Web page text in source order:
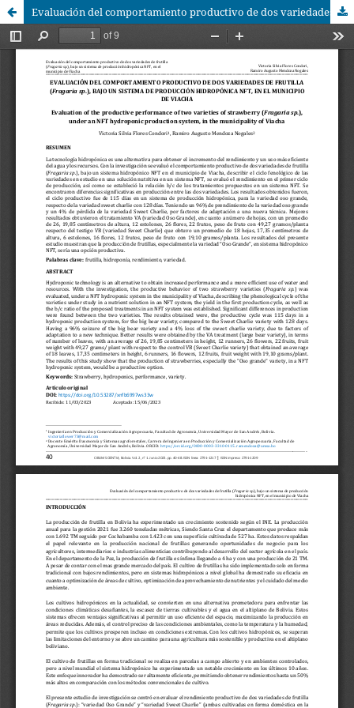
Evaluación del comportamiento productivo de dos variedades de frutilla (Fragaria sp.), bajo un sistema de producción hidropónica NFT, en el municipio de Viacha